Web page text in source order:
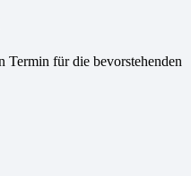
für die bevorstehenden